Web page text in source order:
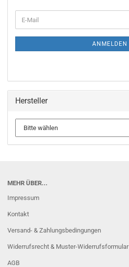
ZUR
E-
Mail
ANMELDEN
Hersteller
MEHR ÜBER...
Impressum
Kontakt
Versand- & Zahlungsbedingungen
Widerrufsrecht & Muster-Widerrufsformular
AGB